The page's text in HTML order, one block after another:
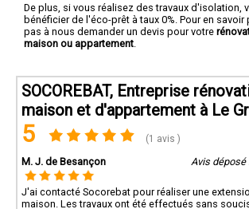
De plus, si vous réalisez des travaux d'isolation,
bénéficier de l'éco-prêt à taux 0%. Pour en savoir
pas à nous demander un devis pour votre
maison ou appartement
SOCOREBAT, Entreprise
maison et d'appartement à Le
5 (1 avis )
M. J. de Besançon Avis
J'ai contacté Socorebat pour réaliser une
maison. Les travaux ont été effectués sans